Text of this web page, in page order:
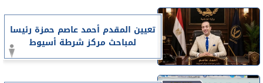
تعيين المقدم أحمد عاصم حمزة رئيسا
لمباحث مركز شرطة أسيوط